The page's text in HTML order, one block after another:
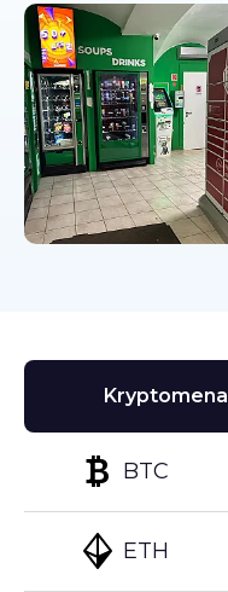
Kryptomena
BTC
ETH